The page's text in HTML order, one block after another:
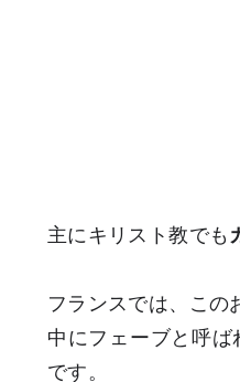
主にキリスト教でも
フランスでは、この
中にフェーブと呼
です。